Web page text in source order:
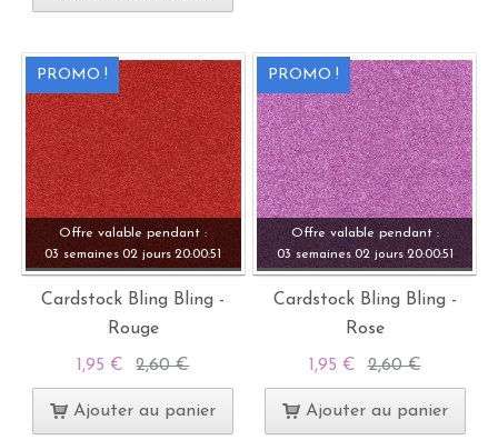
PROMO !
Offre valable pendant :
03 semaines 02 jours 20:00:49
Cardstock Bling Bling -
Rouge
1,95 € 2,60 €
Ajouter au panier
PROMO !
Offre valable pendant :
03 semaines 02 jours 20:00:49
Cardstock Bling Bling -
Rose
1,95 € 2,60 €
Ajouter au panier